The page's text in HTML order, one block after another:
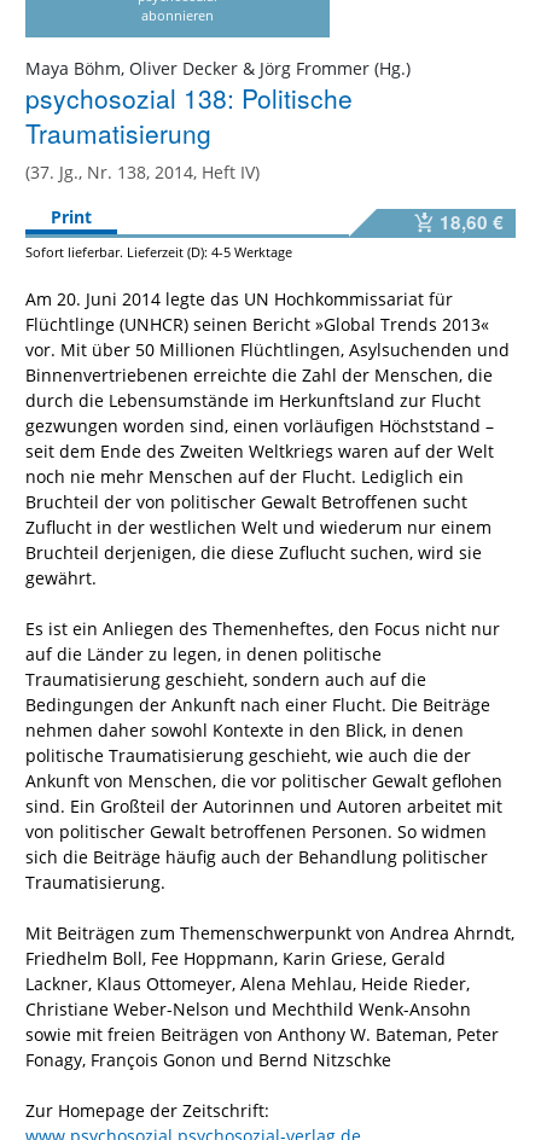
abonnieren
Maya Böhm, Oliver Decker & Jörg Frommer (Hg.)
psychosozial 138: Politische
Traumatisierung
(37. Jg., Nr. 138, 2014, Heft IV)
Print
18,60 €
Sofort lieferbar. Lieferzeit (D): 4-5 Werktage
Am 20. Juni 2014 legte das UN Hochkommissariat für
Flüchtlinge (UNHCR) seinen Bericht »Global Trends 2013«
vor. Mit über 50 Millionen Flüchtlingen, Asylsuchenden und
Binnenvertriebenen erreichte die Zahl der Menschen, die
durch die Lebensumstände im Herkunftsland zur Flucht
gezwungen worden sind, einen vorläufigen Höchststand –
seit dem Ende des Zweiten Weltkriegs waren auf der Welt
noch nie mehr Menschen auf der Flucht. Lediglich ein
Bruchteil der von politischer Gewalt Betroffenen sucht
Zuflucht in der westlichen Welt und wiederum nur einem
Bruchteil derjenigen, die diese Zuflucht suchen, wird sie
gewährt.
Es ist ein Anliegen des Themenheftes, den Focus nicht nur
auf die Länder zu legen, in denen politische
Traumatisierung geschieht, sondern auch auf die
Bedingungen der Ankunft nach einer Flucht. Die Beiträge
nehmen daher sowohl Kontexte in den Blick, in denen
politische Traumatisierung geschieht, wie auch die der
Ankunft von Menschen, die vor politischer Gewalt geflohen
sind. Ein Großteil der Autorinnen und Autoren arbeitet mit
von politischer Gewalt betroffenen Personen. So widmen
sich die Beiträge häufig auch der Behandlung politischer
Traumatisierung.
Mit Beiträgen zum Themenschwerpunkt von Andrea Ahrndt,
Friedhelm Boll, Fee Hoppmann, Karin Griese, Gerald
Lackner, Klaus Ottomeyer, Alena Mehlau, Heide Rieder,
Christiane Weber-Nelson und Mechthild Wenk-Ansohn
sowie mit freien Beiträgen von Anthony W. Bateman, Peter
Fonagy, François Gonon und Bernd Nitzschke
Zur Homepage der Zeitschrift:
www.psychosozial.psychosozial-verlag.de